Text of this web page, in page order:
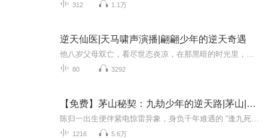
312 1.1万
逆天仙医|天马啸声演播|翩翩少年的逆天奇遇
80 3292
【免费】茅山秘契：九劫少年的逆天路|茅山|逆天改命
1216 5.6万